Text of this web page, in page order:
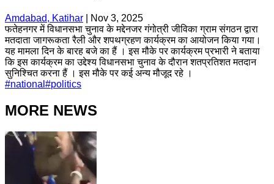
Amdabad, Katihar
Nov 3, 2025
फतेहनगर में विधानसभा चुनाव के मद्देनजर गंगोत्री जीविका ग्राम संगठन द्वारा
मतदाता जागरूकता रैली और शपथग्रहण कार्यक्रम का आयोजन किया गया।
यह मामला दिन के बारह बजे का हैं । इस मौके पर कार्यक्रम प्रभारी ने बताया
कि इस कार्यक्रम का उद्देश्य विधानसभा चुनाव के दौरान शतप्रतिशत मतदान
सुनिश्चित करना हैं । इस मौके पर कई अन्य मौजूद रहे ।
#national #politics
MORE NEWS